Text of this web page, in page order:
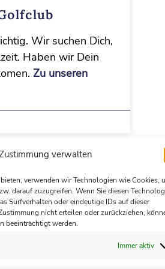
verwalten
verwenden wir Technologien wie Cookies,
darauf zuzugreifen. Wenn Sie diesen
Surfverhalten oder eindeutige IDs auf dieser
nicht erteilen oder zurückziehen,
beeinträchtigt werden.
Immer aktiv
Wir suchen Dich,
Haben wir Dein
Zu unseren